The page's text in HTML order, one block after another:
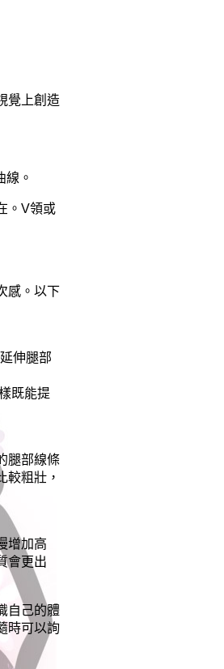
覺上創造
線。
。V領或
感。以下
伸腿部
既能提
腿部線條
較粗壯，
增加高
會更出
自己的體
時可以詢